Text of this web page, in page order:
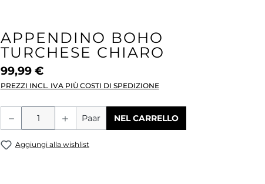
APPENDINO BOHO
TURCHESE CHIARO
99,99 €
PREZZI INCL. IVA PIÙ COSTI DI SPEDIZIONE
Quantità del prodotto: inserisci la
Paar NEL CARRELLO
Aggiungi alla wishlist